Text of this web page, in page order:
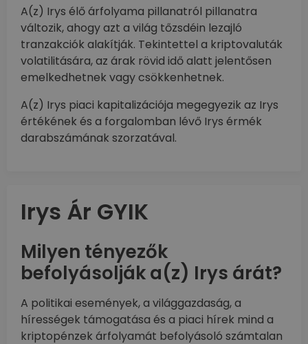
A(z) Irys élő árfolyama pillanatról pillanatra
változik, ahogy azt a világ tőzsdéin lezajló
tranzakciók alakítják. Tekintettel a kriptovaluták
volatilitására, az árak rövid idő alatt jelentősen
emelkedhetnek vagy csökkenhetnek.
A(z) Irys piaci kapitalizációja megegyezik az Irys
értékének és a forgalomban lévő Irys érmék
darabszámának szorzatával.
Irys Ár GYIK
Milyen tényezők
befolyásolják a(z) Irys árát?
A politikai események, a világgazdaság, a
hírességek támogatása és a piaci hírek mind a
kriptopénzek árfolyamát befolyásoló számtalan